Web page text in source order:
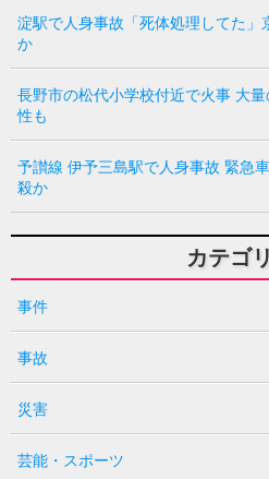
淀駅で人身事故「死体処理してた」
か
長野市の松代小学校付近で火事 大
性も
予讃線 伊予三島駅で人身事故 緊急
殺か
カテゴ
事件
事故
災害
芸能・スポーツ